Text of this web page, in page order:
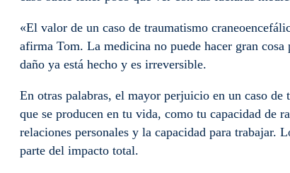
«El valor de un caso de traumatismo
afirma Tom. La medicina no puede hacer gran
daño ya está hecho y es irreversible.
En otras palabras, el mayor perjuicio en un caso
que se producen en tu vida, como tu capacidad de
relaciones personales y la capacidad para trabajar.
parte del impacto total.